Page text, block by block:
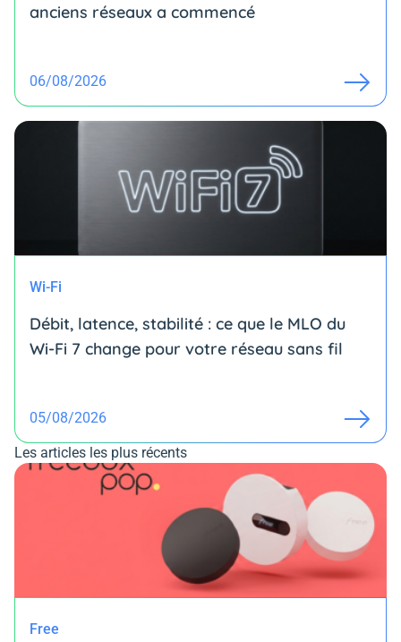
anciens réseaux a commencé
06/08/2026
Wi-Fi
Débit, latence, stabilité : ce que le MLO du
Wi-Fi 7 change pour votre réseau sans fil
05/08/2026
Les articles les plus récents
Free